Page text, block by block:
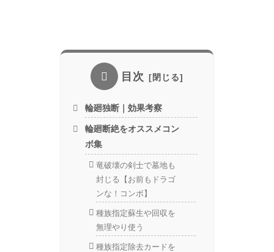
目次
輪廻独断｜効果考察
輪廻断絶をオススメコン
ボ集
竜破壊の剣士で墓地も
封じる【お前もドラゴ
ンな！コンボ】
種族指定蘇生や回収を
無理やり使う
種族指定除去カードを